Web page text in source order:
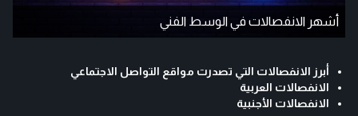
أشهر الانفصالات في الوسط الفني
أبرز الانفصالات التي تصدرت مواقع التواصل الاجتماعي
الانفصالات العربية
الانفصالات الأجنبية